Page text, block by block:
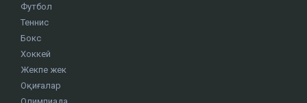
Футбол
Теннис
Бокс
Хоккей
Жекпе жек
Оқиғалар